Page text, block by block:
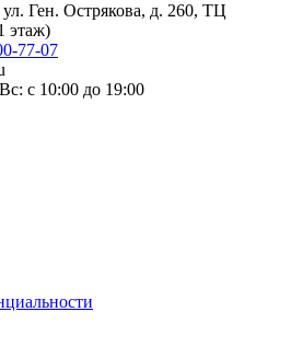
Ген. Острякова, д. 260, ТЦ
этаж)
77-07
с 10:00 до 19:00